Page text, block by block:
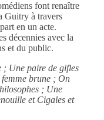
font renaître
Guitry à travers
en un acte.
décennies avec la
et du public.
; Une paire de gifles
brune ; On
; Une
et Cigales et